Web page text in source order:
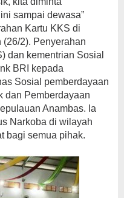
sampai dewasa”
Kartu KKS di
2). Penyerahan
dan kementrian Sosial
BRI kepada
Sosial pemberdayaan
dan Pemberdayaan
Anambas. Ia
Narkoba di wilayah
bagi semua pihak.